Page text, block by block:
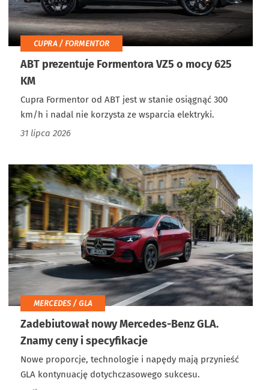
CUPRA / FORMENTOR
ABT prezentuje Formentora VZ5 o mocy 625
KM
Cupra Formentor od ABT jest w stanie osiągnąć 300
km/h i nadal nie korzysta ze wsparcia elektryki.
31 lipca 2026
MERCEDES / GLA
Zadebiutował nowy Mercedes-Benz GLA.
Znamy ceny i specyfikacje
Nowe proporcje, technologie i napędy mają przynieść
GLA kontynuację dotychczasowego sukcesu.